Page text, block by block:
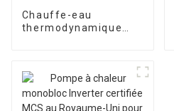
Chauffe-eau
thermodynamique